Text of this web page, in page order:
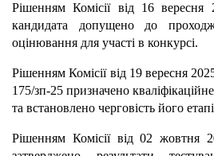
Рішенням Комісії від 16
кандидата допущено до
оцінювання для участі в конкурсі.
Рішенням Комісії від 19 вересня
175/зп-25 призначено
та встановлено черговість його
Рішенням Комісії від 02